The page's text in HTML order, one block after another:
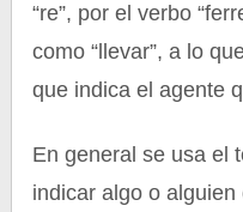
“re”, por el verbo
como “llevar”, a lo
que indica el agente
En general se usa el
indicar algo o